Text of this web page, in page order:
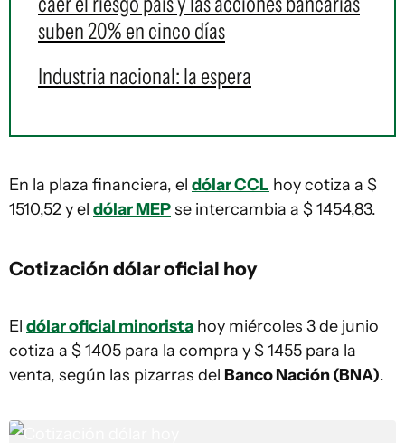
suben 20% en cinco días
Industria nacional: la espera
En la plaza financiera, el dólar CCL hoy cotiza a $
1510,52 y el dólar MEPse intercambia a $ 1454,83.
Cotización dólar oficial hoy
El dólar oficial minorista hoy miércoles 3 de junio
cotiza a $ 1405 para la compra y $ 1455 para la
venta, según las pizarras del Banco Nación (BNA).